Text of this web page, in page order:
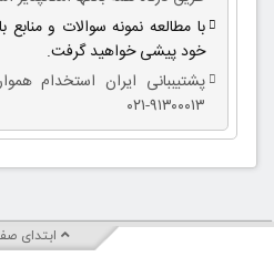
با مطالعه نمونه سوالات و منابع
خود پیشی خواهید گرفت.
پشتیببانی ایران استخدام
۹۱۳۰۰۰۱۳-۰۲۱
ابتدای